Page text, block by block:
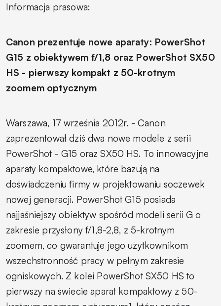
Informacja prasowa:
Canon prezentuje nowe aparaty: PowerShot
G15 z obiektywem f/1,8 oraz PowerShot SX50
HS - pierwszy kompakt z 50-krotnym
zoomem optycznym
Warszawa, 17 września 2012r. - Canon
zaprezentował dziś dwa nowe modele z serii
PowerShot - G15 oraz SX50 HS. To innowacyjne
aparaty kompaktowe, które bazują na
doświadczeniu firmy w projektowaniu soczewek
nowej generacji. PowerShot G15 posiada
najjaśniejszy obiektyw spośród modeli serii G o
zakresie przysłony f/1,8-2,8, z 5-krotnym
zoomem, co gwarantuje jego użytkownikom
wszechstronność pracy w pełnym zakresie
ogniskowych. Z kolei PowerShot SX50 HS to
pierwszy na świecie aparat kompaktowy z 50-